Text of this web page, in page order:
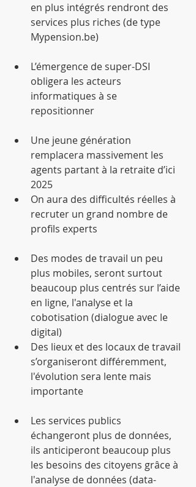
en plus intégrés rendront des
services plus riches (de type
Mypension.be)
L’émergence de super-DSI
obligera les acteurs
informatiques à se
repositionner
Une jeune génération
remplacera massivement les
agents partant à la retraite d’ici
2025
On aura des difficultés réelles à
recruter un grand nombre de
profils experts
Des modes de travail un peu
plus mobiles, seront surtout
beaucoup plus centrés sur l’aide
en ligne, l'analyse et la
cobotisation (dialogue avec le
digital)
Des lieux et des locaux de travail
s’organiseront différemment,
l'évolution sera lente mais
importante
Les services publics
échangeront plus de données,
ils anticiperont beaucoup plus
les besoins des citoyens grâce à
l'analyse de données (data-